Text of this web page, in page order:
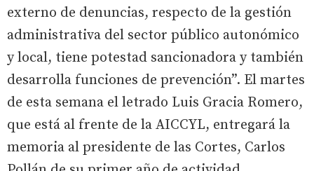
externo de denuncias, respecto de la gestión
administrativa del sector público autonómico
y local, tiene potestad sancionadora y también
desarrolla funciones de prevención”. El martes
de esta semana el letrado Luis Gracia Romero,
que está al frente de la AICCYL, entregará la
memoria al presidente de las Cortes, Carlos